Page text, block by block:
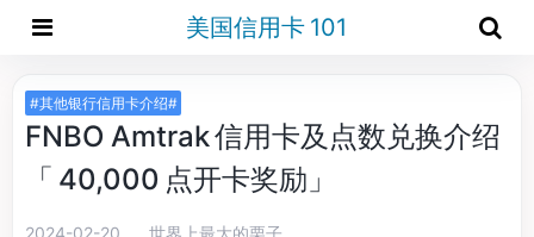
美国信用卡 101
#其他银行信用卡介绍#
FNBO Amtrak 信用卡及点数兑换介绍
「 40,000 点开卡奖励」
2024-02-20 世界上最大的栗子